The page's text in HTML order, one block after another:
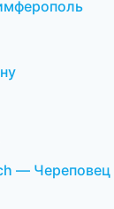
— Череповец